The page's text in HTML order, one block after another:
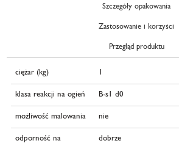
Szczegóły opakowania
Zastosowanie i korzyści
Przegląd produktu
ciężar (kg) 1
klasa reakcji na ogień B-s1 d0
możliwość malowania nie
odporność na
dobrze